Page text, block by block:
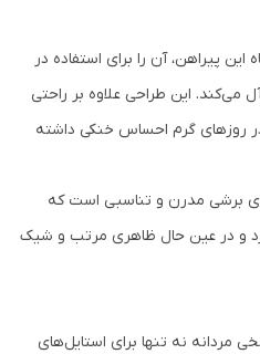
این پیراهن، آن را برای استفاده در
می‌کند. این طراحی علاوه بر راحتی
روزهای گرم احساس خنکی داشته
برشی مدرن و تناسبی است که
و در عین حال ظاهری مرتب و شیک
مردانه نه تنها برای استایل‌های